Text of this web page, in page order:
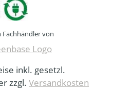
Fachhändler von
inkl. gesetzl.
zzgl. Versandkosten